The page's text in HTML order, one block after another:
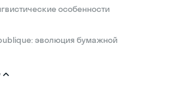
особенности
эволюция бумажной